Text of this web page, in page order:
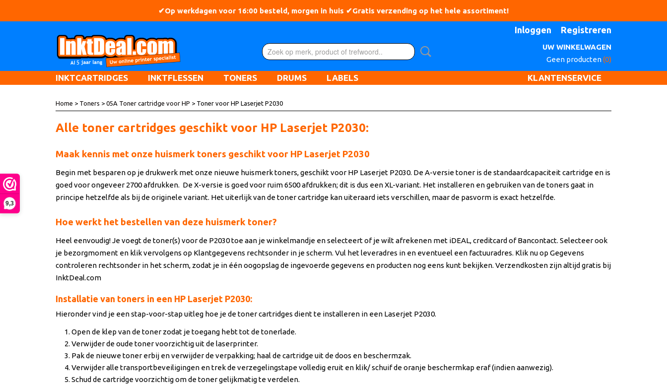
9,3
Inloggen Registreren
UW WINKELWAGEN
Geen producten(0)
KLANTENSERVICE
INKTCARTRIDGES INKTFLESSEN TONERS DRUMS LABELS
Home > Toners > 05A Toner cartridge voor HP > Toner voor HP Laserjet P2030
Alle toner cartridges geschikt voor HP Laserjet P2030:
Maak kennis met onze huismerk toners geschikt voor HP Laserjet P2030
Begin met besparen op je drukwerk met onze nieuwe huismerk toners, geschikt voor HP Laserjet P2030. De A-versie toner is de standaardcapaciteit cartridge en is
goed voor ongeveer 2700 afdrukken. De X-versie is goed voor ruim 6500 afdrukken; dit is dus een XL-variant. Het installeren en gebruiken van de toners gaat in
principe hetzelfde als bij de originele variant. Het uiterlijk van de toner cartridge kan uiteraard iets verschillen, maar de pasvorm is exact hetzelfde.
Hoe werkt het bestellen van deze huismerk toner?
Heel eenvoudig! Je voegt de toner(s) voor de P2030 toe aan je winkelmandje en selecteert of je wilt afrekenen met iDEAL, creditcard of Bancontact. Selecteer ook
je bezorgmoment en klik vervolgens op Klantgegevens rechtsonder in je scherm. Vul het leveradres in en eventueel een factuuradres. Klik nu op Gegevens
controleren rechtsonder in het scherm, zodat je in één oogopslag de ingevoerde gegevens en producten nog eens kunt bekijken. Verzendkosten zijn altijd gratis bij
InktDeal.com
Installatie van toners in een HP Laserjet P2030:
Hieronder vind je een stap-voor-stap uitleg hoe je de toner cartridges dient te installeren in een Laserjet P2030.
Open de klep van de toner zodat je toegang hebt tot de tonerlade.
Verwijder de oude toner voorzichtig uit de laserprinter.
Pak de nieuwe toner erbij en verwijder de verpakking; haal de cartridge uit de doos en beschermzak.
Verwijder alle transportbeveiligingen en trek de verzegelingstape volledig eruit en klik/ schuif de oranje beschermkap eraf (indien aanwezig).
Schud de cartridge voorzichtig om de toner gelijkmatig te verdelen.